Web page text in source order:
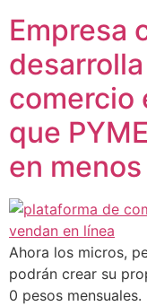
Empresa
comercio
que
en
Ahora los micros,
podrán crear su
0 pesos